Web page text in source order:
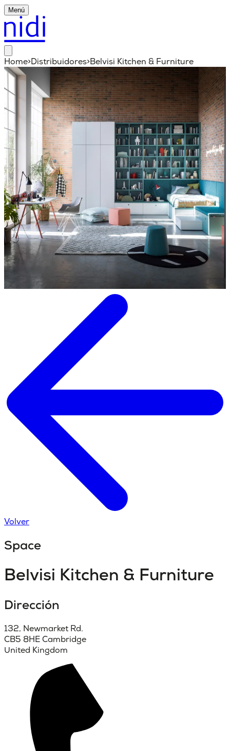
Menú
Home>Distribuidores>Belvisi Kitchen & Furniture
Volver
Space
Belvisi Kitchen & Furniture
Dirección
132, Newmarket Rd.
CB5 8HE Cambridge
United Kingdom